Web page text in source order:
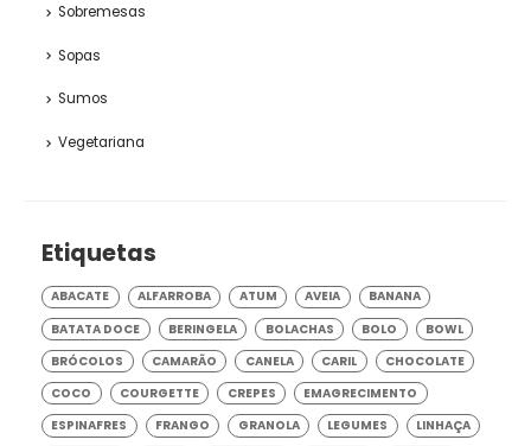
Sobremesas
Sopas
Sumos
Vegetariana
Etiquetas
ABACATE ALFARROBA ATUM AVEIA
BANANA
BATATA DOCE
BERINGELA BOLACHAS BOLO
BOWL
BRÓCOLOS
CAMARÃO CANELA CARIL
CHOCOLATE
COCO
COURGETTE CREPES
EMAGRECIMENTO
ESPINAFRES
FRANGO GRANOLA LEGUMES
LINHAÇA